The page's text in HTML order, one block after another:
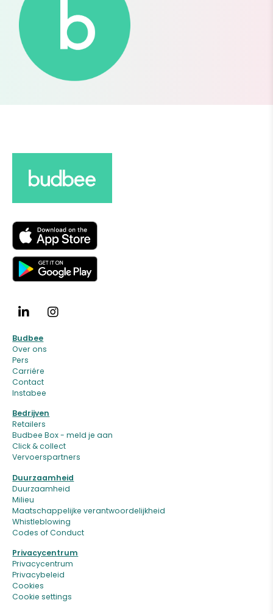
Budbee
Over ons
Pers
Carriére
Contact
Instabee
Bedrijven
Retailers
Budbee Box - meld je aan
Click & collect
Vervoerspartners
Duurzaamheid
Duurzaamheid
Milieu
Maatschappelijke verantwoordelijkheid
Whistleblowing
Codes of Conduct
Privacycentrum
Privacycentrum
Privacybeleid
Cookies
Cookie settings